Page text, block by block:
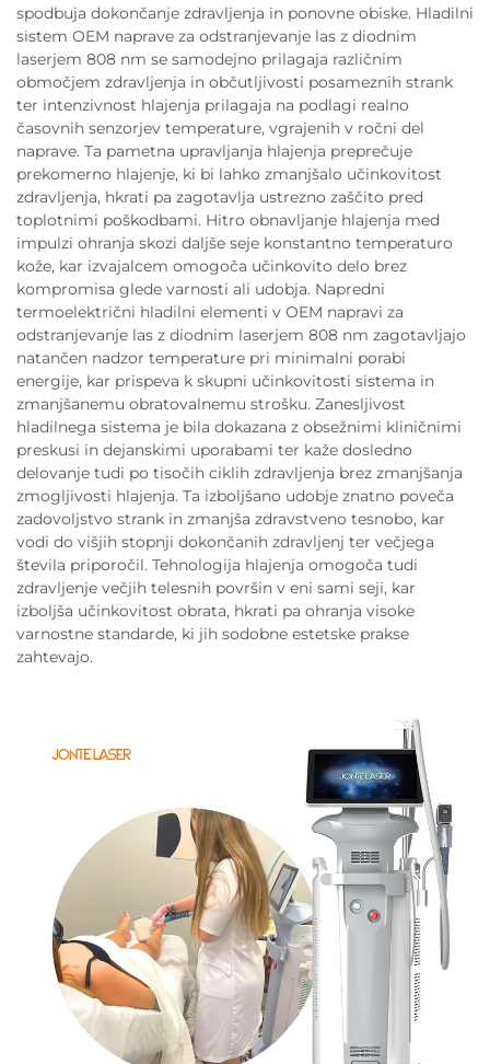
spodbuja dokončanje zdravljenja in ponovne obiske. Hladilni
sistem OEM naprave za odstranjevanje las z diodnim
laserjem 808 nm se samodejno prilagaja različnim
območjem zdravljenja in občutljivosti posameznih strank
ter intenzivnost hlajenja prilagaja na podlagi realno
časovnih senzorjev temperature, vgrajenih v ročni del
naprave. Ta pametna upravljanja hlajenja preprečuje
prekomerno hlajenje, ki bi lahko zmanjšalo učinkovitost
zdravljenja, hkrati pa zagotavlja ustrezno zaščito pred
toplotnimi poškodbami. Hitro obnavljanje hlajenja med
impulzi ohranja skozi daljše seje konstantno temperaturo
kože, kar izvajalcem omogoča učinkovito delo brez
kompromisa glede varnosti ali udobja. Napredni
termoelektrični hladilni elementi v OEM napravi za
odstranjevanje las z diodnim laserjem 808 nm zagotavljajo
natančen nadzor temperature pri minimalni porabi
energije, kar prispeva k skupni učinkovitosti sistema in
zmanjšanemu obratovalnemu strošku. Zanesljivost
hladilnega sistema je bila dokazana z obsežnimi kliničnimi
preskusi in dejanskimi uporabami ter kaže dosledno
delovanje tudi po tisočih ciklih zdravljenja brez zmanjšanja
zmogljivosti hlajenja. Ta izboljšano udobje znatno poveča
zadovoljstvo strank in zmanjša zdravstveno tesnobo, kar
vodi do višjih stopnji dokončanih zdravljenj ter večjega
števila priporočil. Tehnologija hlajenja omogoča tudi
zdravljenje večjih telesnih površin v eni sami seji, kar
izboljša učinkovitost obrata, hkrati pa ohranja visoke
varnostne standarde, ki jih sodobne estetske prakse
zahtevajo.